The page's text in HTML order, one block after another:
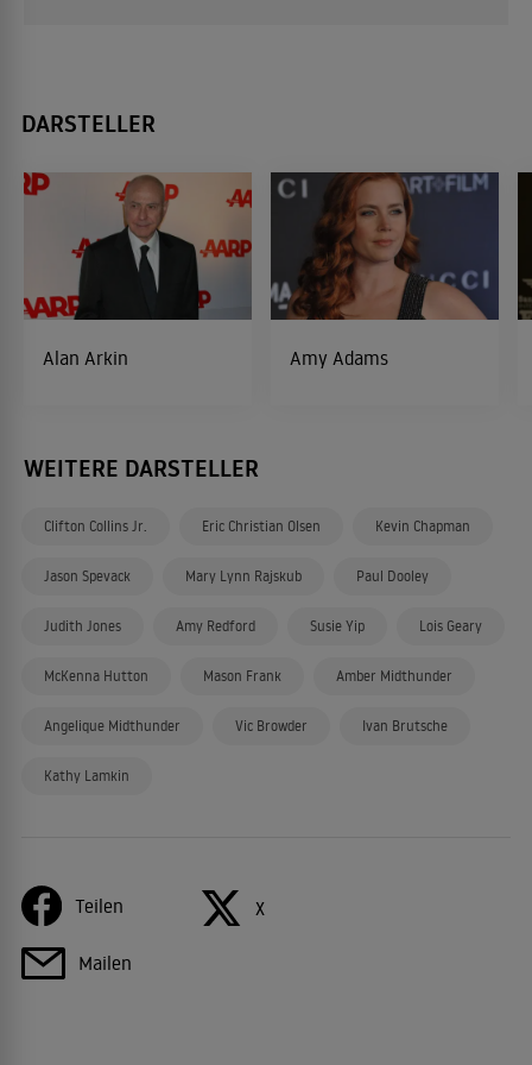
DARSTELLER
Alan Arkin Amy Adams
WEITERE DARSTELLER
Clifton Collins Jr. Eric Christian Olsen Kevin Chapman
Jason Spevack Mary Lynn Rajskub Paul Dooley
Judith Jones Amy Redford Susie Yip Lois Geary
McKenna Hutton Mason Frank Amber Midthunder
Angelique Midthunder Vic Browder Ivan Brutsche
Kathy Lamkin
Teilen X
Mailen